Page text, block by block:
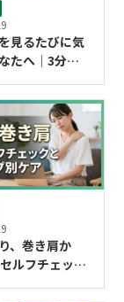
見るたびに気
たへ｜3分で
、巻き肩か
ルフチェック